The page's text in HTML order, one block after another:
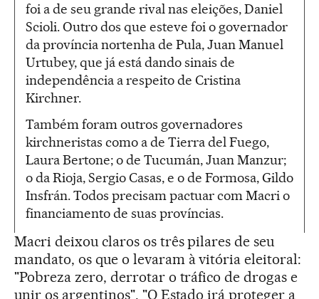
foi a de seu grande rival nas eleições, Daniel
Scioli. Outro dos que esteve foi o governador
da província nortenha de Pula, Juan Manuel
Urtubey, que já está dando sinais de
independência a respeito de Cristina
Kirchner.
Também foram outros governadores
kirchneristas como a de Tierra del Fuego,
Laura Bertone; o de Tucumán, Juan Manzur;
o da Rioja, Sergio Casas, e o de Formosa, Gildo
Insfrán. Todos precisam pactuar com Macri o
financiamento de suas províncias.
Macri deixou claros os três pilares de seu
mandato, os que o levaram à vitória eleitoral:
"Pobreza zero, derrotar o tráfico de drogas e
unir os argentinos". "O Estado irá proteger a